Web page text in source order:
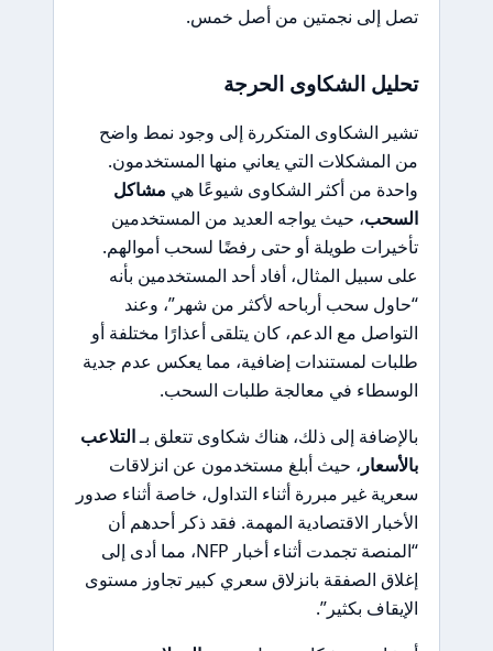
تصل إلى نجمتين من أصل خمس.
تحليل الشكاوى الحرجة
تشير الشكاوى المتكررة إلى وجود نمط واضح
من المشكلات التي يعاني منها المستخدمون.
واحدة من أكثر الشكاوى شيوعًا هي مشاكل
السحب، حيث يواجه العديد من المستخدمين
تأخيرات طويلة أو حتى رفضًا لسحب أموالهم.
على سبيل المثال، أفاد أحد المستخدمين بأنه
“حاول سحب أرباحه لأكثر من شهر”، وعند
التواصل مع الدعم، كان يتلقى أعذارًا مختلفة أو
طلبات لمستندات إضافية، مما يعكس عدم جدية
الوسطاء في معالجة طلبات السحب.
بالإضافة إلى ذلك، هناك شكاوى تتعلق بـالتلاعب
بالأسعار ، حيث أبلغ مستخدمون عن انزلاقات
سعرية غير مبررة أثناء التداول، خاصة أثناء صدور
الأخبار الاقتصادية المهمة. فقد ذكر أحدهم أن
“المنصة تجمدت أثناء أخبار NFP، مما أدى إلى
إغلاق الصفقة بانزلاق سعري كبير تجاوز مستوى
الإيقاف بكثير”.